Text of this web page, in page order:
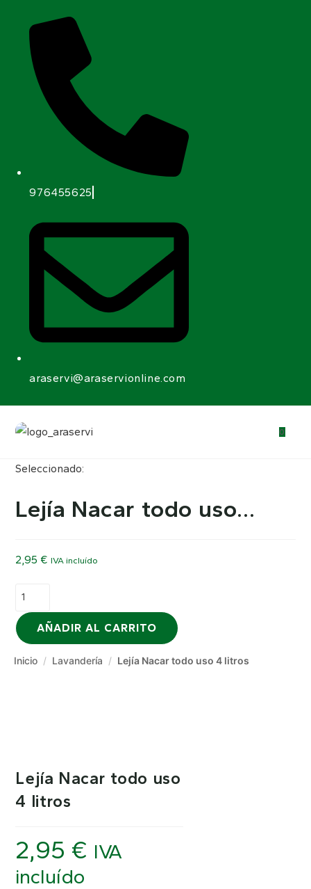
976455625
araservi@araservionline.com
0
Seleccionado:
Lejía Nacar todo uso…
2,95 € IVA incluído
AÑADIR AL CARRITO
Inicio / Lavandería / Lejía Nacar todo uso 4 litros
Lejía Nacar todo uso
4 litros
2,95 € IVA
incluído